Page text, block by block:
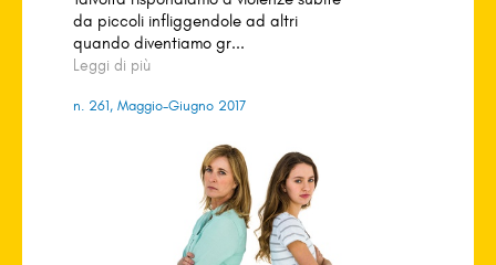
da piccoli infliggendole ad altri
quando diventiamo gr...
Leggi di più
n. 261, Maggio-Giugno 2017